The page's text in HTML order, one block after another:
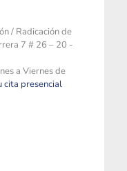
/ Radicación de
7 # 26 – 20 -
a Viernes de
cita presencial